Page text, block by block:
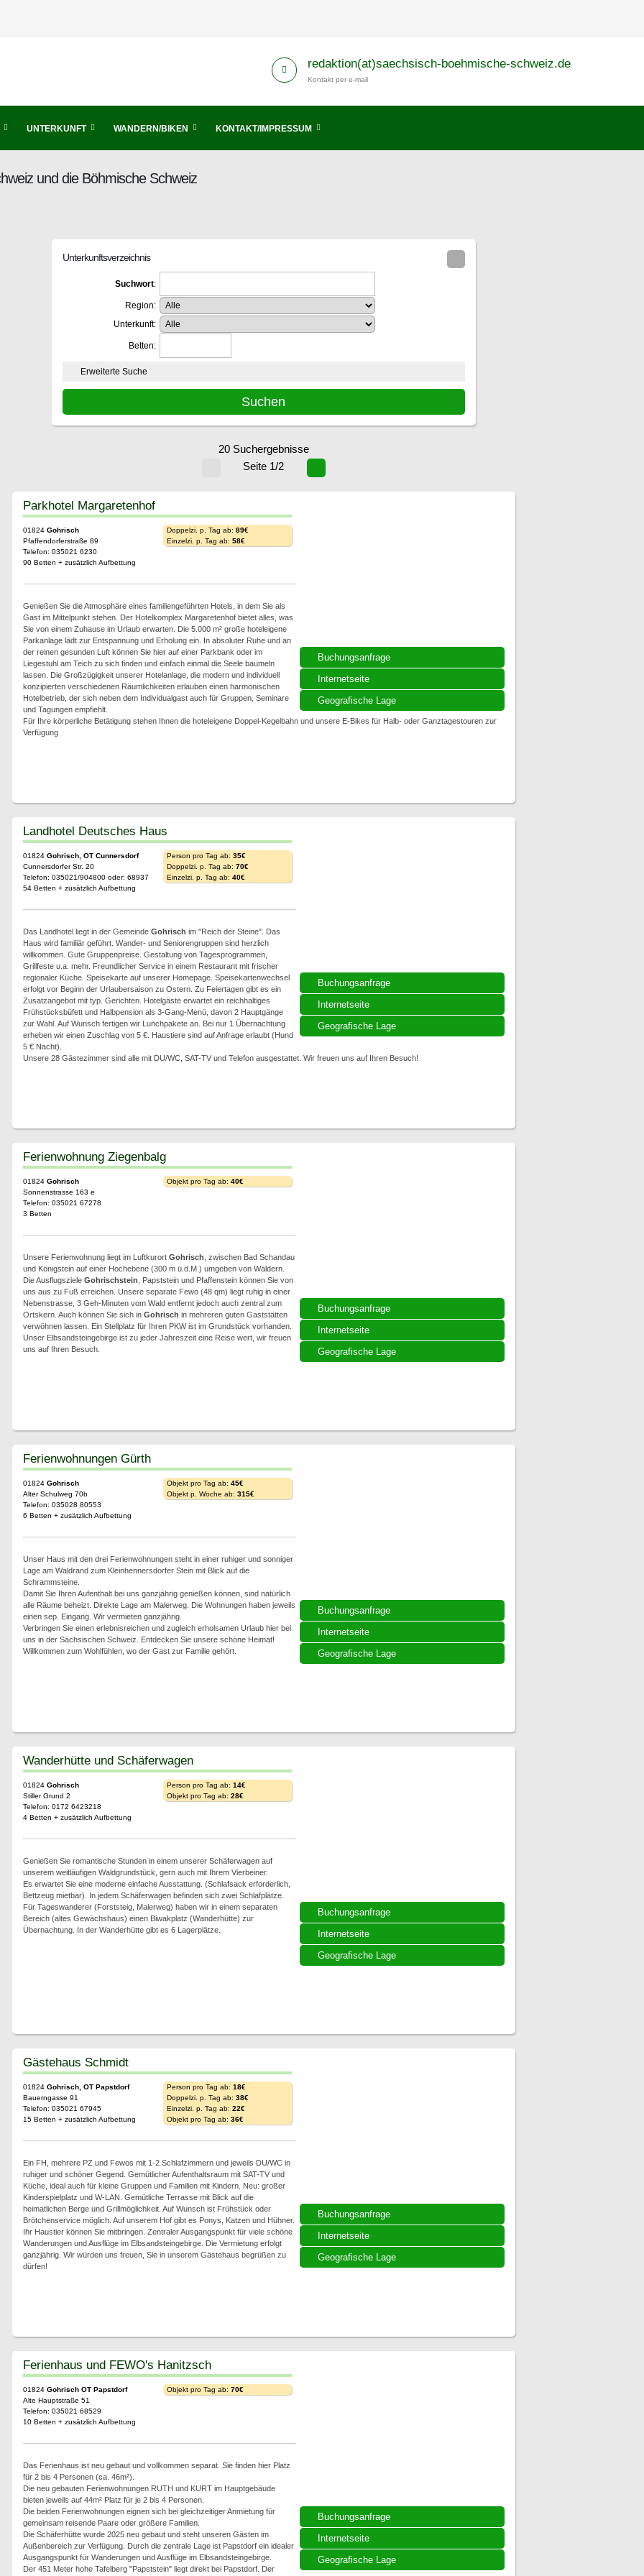
redaktion(at)saechsisch-boehmische-schweiz.de
Kontakt per e-mail
UNTERKUNFT WANDERN/BIKEN KONTAKT/IMPRESSUM
und die Böhmische Schweiz
Unterkunftsverzeichnis
Suchwort:
Region:
Unterkunft:
Betten:
Erweiterte Suche
20 Suchergebnisse
Seite 1/2
Buchungsanfrage
Internetseite
Geografische Lage
Parkhotel Margaretenhof
01824 Gohrisch
Pfaffendorferstraße 89
Telefon: 035021 6230
90 Betten + zusätzlich Aufbettung
Doppelzi. p. Tag ab: 89€
Einzelzi. p. Tag ab: 58€
Genießen Sie die Atmosphäre eines familiengeführten Hotels, in dem Sie als
Gast im Mittelpunkt stehen. Der Hotelkomplex Margaretenhof bietet alles, was
Sie von einem Zuhause im Urlaub erwarten. Die 5.000 m² große hoteleigene
Parkanlage lädt zur Entspannung und Erholung ein. In absoluter Ruhe und an
der reinen gesunden Luft können Sie hier auf einer Parkbank oder im
Liegestuhl am Teich zu sich finden und einfach einmal die Seele baumeln
lassen. Die Großzügigkeit unserer Hotelanlage, die modern und individuell
konzipierten verschiedenen Räumlichkeiten erlauben einen harmonischen
Hotelbetrieb, der sich neben dem Individualgast auch für Gruppen, Seminare
und Tagungen empfiehlt.
Für Ihre körperliche Betätigung stehen Ihnen die hoteleigene Doppel-Kegelbahn und unsere E-Bikes für Halb- oder Ganztagestouren zur
Verfügung
Buchungsanfrage
Internetseite
Geografische Lage
Landhotel Deutsches Haus
01824 Gohrisch, OT Cunnersdorf
Cunnersdorfer Str. 20
Telefon: 035021/904800 oder: 68937
54 Betten + zusätzlich Aufbettung
Person pro Tag ab: 35€
Doppelzi. p. Tag ab: 70€
Einzelzi. p. Tag ab: 40€
Das Landhotel liegt in der Gemeinde Gohrisch im "Reich der Steine". Das
Haus wird familiär geführt. Wander- und Seniorengruppen sind herzlich
willkommen. Gute Gruppenpreise. Gestaltung von Tagesprogrammen,
Grillfeste u.a. mehr. Freundlicher Service in einem Restaurant mit frischer
regionaler Küche. Speisekarte auf unserer Homepage. Speisekartenwechsel
erfolgt vor Beginn der Urlaubersaison zu Ostern. Zu Feiertagen gibt es ein
Zusatzangebot mit typ. Gerichten. Hotelgäste erwartet ein reichhaltiges
Frühstücksbüfett und Halbpension als 3-Gang-Menü, davon 2 Hauptgänge
zur Wahl. Auf Wunsch fertigen wir Lunchpakete an. Bei nur 1 Übernachtung
erheben wir einen Zuschlag von 5 €. Haustiere sind auf Anfrage erlaubt (Hund
5 € Nacht).
Unsere 28 Gästezimmer sind alle mit DU/WC, SAT-TV und Telefon ausgestattet. Wir freuen uns auf Ihren Besuch!
Buchungsanfrage
Internetseite
Geografische Lage
Ferienwohnung Ziegenbalg
01824 Gohrisch
Sonnenstrasse 163 e
Telefon: 035021 67278
3 Betten
Objekt pro Tag ab: 40€
Unsere Ferienwohnung liegt im Luftkurort Gohrisch , zwischen Bad Schandau
und Königstein auf einer Hochebene (300 m ü.d.M.) umgeben von Wäldern.
Die Ausflugsziele Gohrischstein , Papststein und Pfaffenstein können Sie von
uns aus zu Fuß erreichen. Unsere separate Fewo (48 qm) liegt ruhig in einer
Nebenstrasse, 3 Geh-Minuten vom Wald entfernt jedoch auch zentral zum
Ortskern. Auch können Sie sich in Gohrisch in mehreren guten Gaststätten
verwöhnen lassen. Ein Stellplatz für Ihren PKW ist im Grundstück vorhanden.
Unser Elbsandsteingebirge ist zu jeder Jahreszeit eine Reise wert, wir freuen
uns auf Ihren Besuch.
Buchungsanfrage
Internetseite
Geografische Lage
Ferienwohnungen Gürth
01824 Gohrisch
Alter Schulweg 70b
Telefon: 035028 80553
6 Betten + zusätzlich Aufbettung
Objekt pro Tag ab: 45€
Objekt p. Woche ab: 315€
Unser Haus mit den drei Ferienwohnungen steht in einer ruhiger und sonniger
Lage am Waldrand zum Kleinhennersdorfer Stein mit Blick auf die
Schrammsteine.
Damit Sie Ihren Aufenthalt bei uns ganzjährig genießen können, sind natürlich
alle Räume beheizt. Direkte Lage am Malerweg. Die Wohnungen haben jeweils
einen sep. Eingang. Wir vermieten ganzjährig.
Verbringen Sie einen erlebnisreichen und zugleich erholsamen Urlaub hier bei
uns in der Sächsischen Schweiz. Entdecken Sie unsere schöne Heimat!
Willkommen zum Wohlfühlen, wo der Gast zur Familie gehört.
Buchungsanfrage
Internetseite
Geografische Lage
Wanderhütte und Schäferwagen
01824 Gohrisch
Stiller Grund 2
Telefon: 0172 6423218
4 Betten + zusätzlich Aufbettung
Person pro Tag ab: 14€
Objekt pro Tag ab: 28€
Genießen Sie romantische Stunden in einem unserer Schäferwagen auf
unserem weitläufigen Waldgrundstück, gern auch mit Ihrem Vierbeiner.
Es erwartet Sie eine moderne einfache Ausstattung. (Schlafsack erforderlich,
Bettzeug mietbar). In jedem Schäferwagen befinden sich zwei Schlafplätze.
Für Tageswanderer (Forststeig, Malerweg) haben wir in einem separaten
Bereich (altes Gewächshaus) einen Biwakplatz (Wanderhütte) zur
Übernachtung. In der Wanderhütte gibt es 6 Lagerplätze.
Buchungsanfrage
Internetseite
Geografische Lage
Gästehaus Schmidt
01824 Gohrisch, OT Papstdorf
Bauerngasse 91
Telefon: 035021 67945
15 Betten + zusätzlich Aufbettung
Person pro Tag ab: 18€
Doppelzi. p. Tag ab: 38€
Einzelzi. p. Tag ab: 22€
Objekt pro Tag ab: 36€
Ein FH, mehrere PZ und Fewos mit 1-2 Schlafzimmern und jeweils DU/WC in
ruhiger und schöner Gegend. Gemütlicher Aufenthaltsraum mit SAT-TV und
Küche, ideal auch für kleine Gruppen und Familien mit Kindern. Neu: großer
Kinderspielplatz und W-LAN. Gemütliche Terrasse mit Blick auf die
heimatlichen Berge und Grillmöglichkeit. Auf Wunsch ist Frühstück oder
Brötchenservice möglich. Auf unserem Hof gibt es Ponys, Katzen und Hühner.
Ihr Haustier können Sie mitbringen. Zentraler Ausgangspunkt für viele schöne
Wanderungen und Ausflüge im Elbsandsteingebirge. Die Vermietung erfolgt
ganzjährig. Wir würden uns freuen, Sie in unserem Gästehaus begrüßen zu
dürfen!
Buchungsanfrage
Internetseite
Geografische Lage
Ferienhaus und FEWO's Hanitzsch
01824 Gohrisch OT Papstdorf
Alte Hauptstraße 51
Telefon: 035021 68529
10 Betten + zusätzlich Aufbettung
Objekt pro Tag ab: 70€
Das Ferienhaus ist neu gebaut und vollkommen separat. Sie finden hier Platz
für 2 bis 4 Personen (ca. 46m²).
Die neu gebauten Ferienwohnungen RUTH und KURT im Hauptgebäude
bieten jeweils auf 44m² Platz für je 2 bis 4 Personen.
Die beiden Ferienwohnungen eignen sich bei gleichzeitiger Anmietung für
gemeinsam reisende Paare oder größere Familien.
Die Schäferhütte wurde 2025 neu gebaut und steht unseren Gästen im
Außenbereich zur Verfügung. Durch die zentrale Lage ist Papstdorf ein idealer
Ausgangspunkt für Wanderungen und Ausflüge im Elbsandsteingebirge.
Der 451 Meter hohe Tafelberg "Papststein" liegt direkt bei Papstdorf. Der